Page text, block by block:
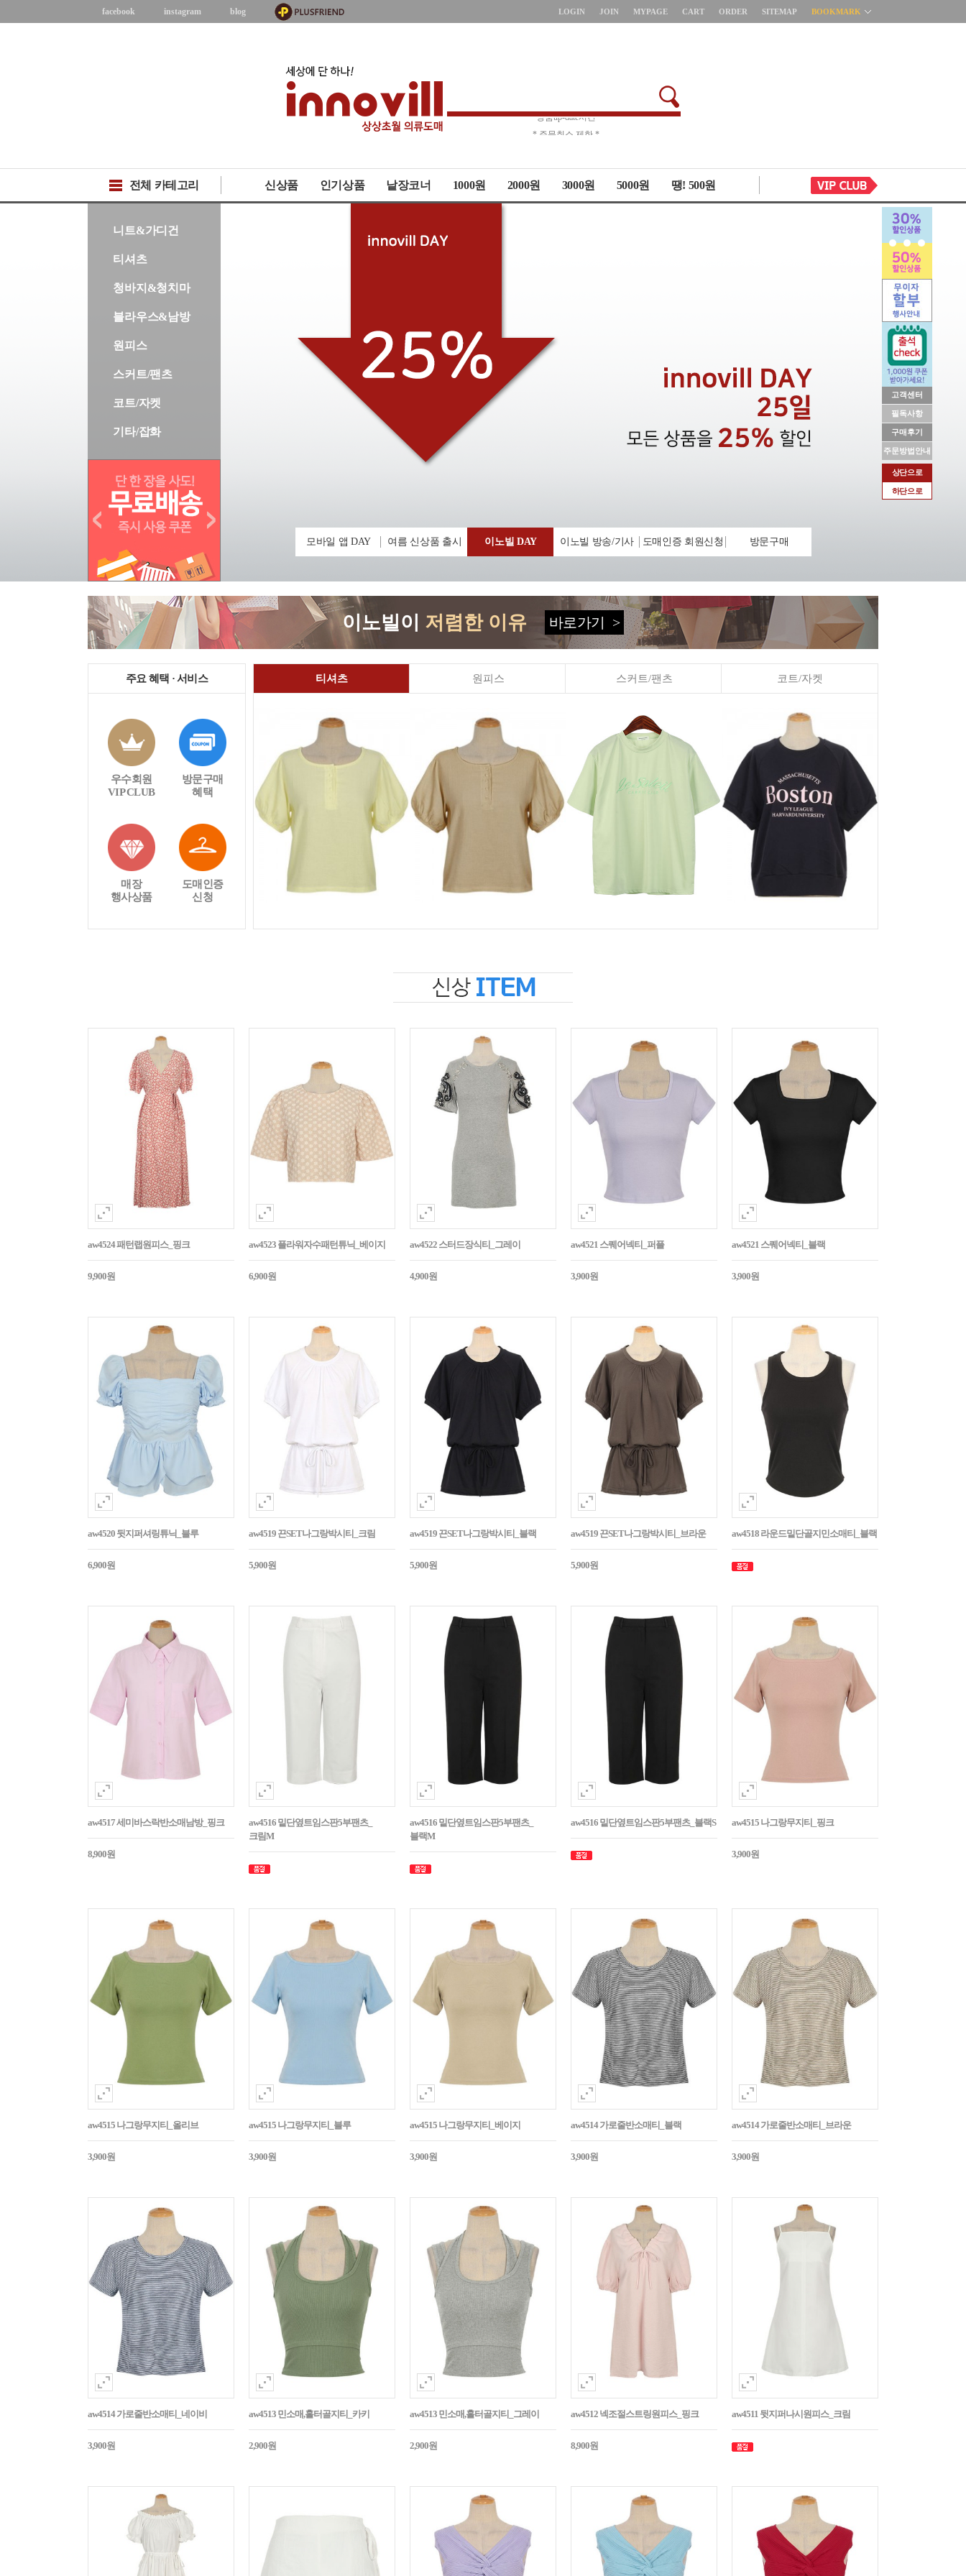
고객센터
필독사항
구매후기
주문방법안내
상단으로
하단으로
facebook instagram blog LOGIN JOIN MYPAGE CART ORDER SITEMAP BOOKMARK
전체 카테고리 신상품 인기상품 낱장코너 1000원 2000원 3000원 5000원 땡! 500원
니트&가디건
티셔츠
청바지&청치마
블라우스&남방
원피스
스커트/팬츠
코트/자켓
기타/잡화
모바일 앱 DAY 여름 신상품 출시 이노빌 DAY 이노빌 방송/기사 도매인증 회원신청 방문구매
이노빌이 저렴한 이유 바로가기 >
주요 혜택 · 서비스
우수회원
VIP CLUB
방문구매
혜택
매장
행사상품
도매인증
신청
티셔츠 원피스 스커트/팬츠 코트/자켓
aw4524 패턴랩원피스_핑크
9,900원
aw4523 플라워자수패턴튜닉_베이지
6,900원
aw4522 스터드장식티_그레이
4,900원
aw4521 스퀘어넥티_퍼플
3,900원
aw4521 스퀘어넥티_블랙
3,900원
aw4520 뒷지퍼셔링튜닉_블루
6,900원
aw4519 끈SET나그랑박시티_크림
5,900원
aw4519 끈SET나그랑박시티_블랙
5,900원
aw4519 끈SET나그랑박시티_브라운
5,900원
aw4518 라운드밑단골지민소매티_블랙
aw4517 세미바스락반소매남방_핑크
8,900원
aw4516 밑단옆트임스판5부팬츠_
크림M
aw4516 밑단옆트임스판5부팬츠_
블랙M
aw4516 밑단옆트임스판5부팬츠_블랙S aw4515 나그랑무지티_핑크
3,900원
aw4515 나그랑무지티_올리브
3,900원
aw4515 나그랑무지티_블루
3,900원
aw4515 나그랑무지티_베이지
3,900원
aw4514 가로줄반소매티_블랙
3,900원
aw4514 가로줄반소매티_브라운
3,900원
aw4514 가로줄반소매티_네이비
3,900원
aw4513 민소매,홀터골지티_카키
2,900원
aw4513 민소매,홀터골지티_그레이
2,900원
aw4512 넥조절스트링원피스_핑크
8,900원
aw4511 뒷지퍼나시원피스_크림